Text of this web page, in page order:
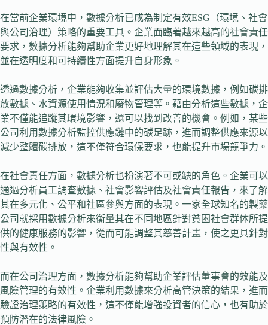
在當前企業環境中，數據分析已成為制定有效ESG（環境、社會
與公司治理）策略的重要工具。企業面臨著越來越高的社會責任
要求，數據分析能夠幫助企業更好地理解其在這些領域的表現，
並在透明度和可持續性方面提升自身形象。
透過數據分析，企業能夠收集並評估大量的環境數據，例如碳排
放數據、水資源使用情況和廢物管理等。藉由分析這些數據，企
業不僅能追蹤其環境影響，還可以找到改善的機會。例如，某些
公司利用數據分析監控供應鏈中的碳足跡，進而調整供應來源以
減少整體碳排放，這不僅符合環保要求，也能提升市場競爭力。
在社會責任方面，數據分析也扮演著不可或缺的角色。企業可以
通過分析員工調查數據、社會影響評估及社會責任報告，來了解
其在多元化、公平和社區參與方面的表現。一家全球知名的製藥
公司就採用數據分析來衡量其在不同地區針對貧困社會群体所提
供的健康服務的影響，從而可能調整其慈善計畫，使之更具針對
性與有效性。
而在公司治理方面，數據分析能夠幫助企業評估董事會的效能及
風險管理的有效性。企業利用數據來分析高管決策的結果，進而
驗證治理策略的有效性，這不僅能增強投資者的信心，也有助於
預防潛在的法律風險。